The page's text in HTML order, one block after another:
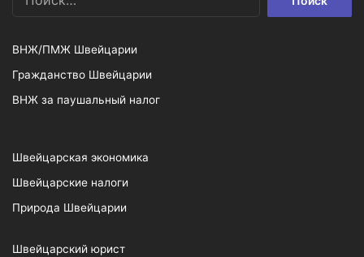
ВНЖ/ПМЖ Швейцарии
Гражданство Швейцарии
ВНЖ за паушальный налог
Швейцарская экономика
Швейцарские налоги
Природа Швейцарии
Швейцарский юрист